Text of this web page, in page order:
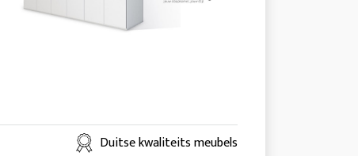
Duitse kwaliteits meubels